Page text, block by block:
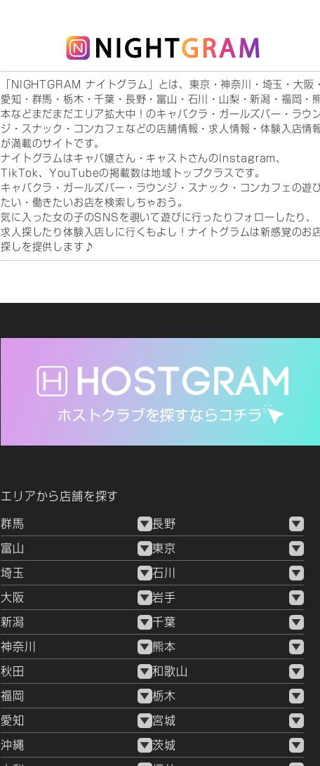
「NIGHTGRAM ナイトグラム」とは、東京・神奈川・埼玉・大阪
愛知・群馬・栃木・千葉・長野・富山・石川・山梨・新潟・福岡・
本などまだまだエリア拡大中！のキャバクラ・ガールズバー・ラウ
ジ・スナック・コンカフェなどの店舗情報・求人情報・体験入店情
が満載のサイトです。
ナイトグラムはキャバ嬢さん・キャストさんのInstagram、
TikTok、YouTubeの掲載数は地域トップクラスです。
キャバクラ・ガールズバー・ラウンジ・スナック・コンカフェの遊
たい・働きたいお店を検索しちゃおう。
気に入った女の子のSNSを覗いて遊びに行ったりフォローしたり、
求人探したり体験入店しに行くもよし！ナイトグラムは新感覚のお
探しを提供します♪
エリアから店舗を探す
群馬 長野
富山 東京
埼玉 石川
大阪 岩手
新潟 千葉
神奈川 熊本
秋田 和歌山
福岡 栃木
愛知 宮城
沖縄 茨城